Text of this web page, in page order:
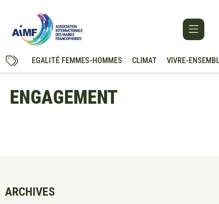
EGALITÉ FEMMES-HOMMES CLIMAT VIVRE-
ENGAGEMENT
ARCHIVES